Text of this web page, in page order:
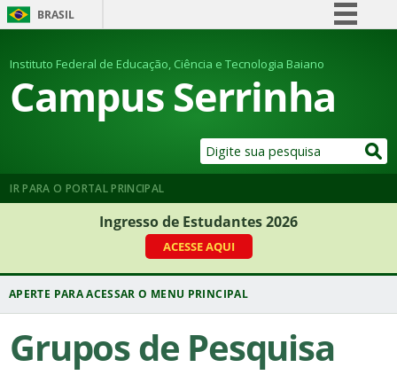
BRASIL
Comunica BR
Participe
Legislação
Instituto Federal de Educação, Ciência e Tecnologia Baiano
Campus Serrinha
IR PARA O PORTAL PRINCIPAL
Ingresso de Estudantes 2026
ACESSE AQUI
Grupos de Pesquisa